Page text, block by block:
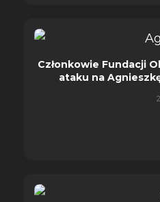
Członkowie Fundacji
ataku na